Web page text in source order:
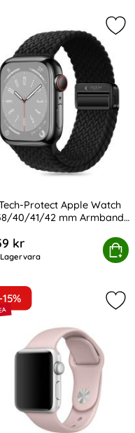
Armband NylonMag
Protect Apple
Protect Apple Watch
40/41/42 mm Armband
kr
Lagervara
Köp
Watch 38/40/41/
Protect Apple
-15%